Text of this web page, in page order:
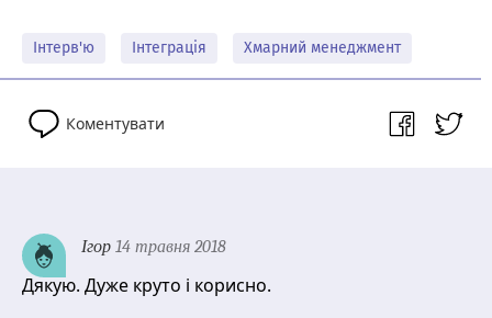
Інтерв'ю Інтеграція Хмарний менеджмент
Коментувати
Ігор 14 травня 2018
Дякую. Дуже круто і корисно.